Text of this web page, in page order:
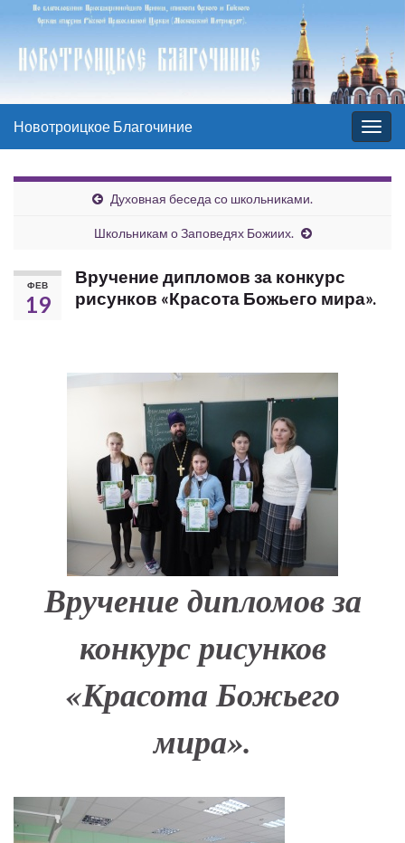
Вкл/
выкл
Новотроицкое Благочиние
Духовная беседа со школьниками.
Школьникам о Заповедях Божиих.
ФЕВ
19
Вручение дипломов за конкурс
рисунков «Красота Божьего мира».
Вручение дипломов за
конкурс рисунков
«Красота Божьего
мира».